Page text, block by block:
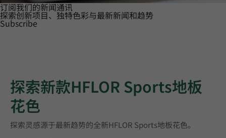
订阅我们的新闻通讯
探索创新项目、独特色彩与最新新闻和趋势
Subscribe
探索新款HFLOR Sports地板
花色
探索灵感源于最新趋势的全新HFLOR Sports地板花色。